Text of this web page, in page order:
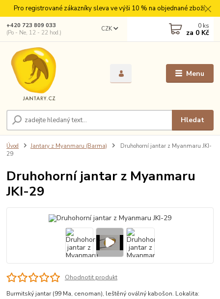
Pro registrované zákazníky sleva ve výši 10 % na objednané zboží.
Menu
CZK
Hledat
+420 723 809 033
(Po - Ne, 12 - 22 hod.)
0 ks
za 0 Kč
Úvod Jantary z Myanmaru (Barma)
Druhohorní jantar z Myanmaru JKI-
29
Druhohorní jantar z Myanmaru
JKI-29
Ohodnotit produkt
Burmitský jantar (99 Ma, cenoman), leštěný oválný kabošon. Lokalita: